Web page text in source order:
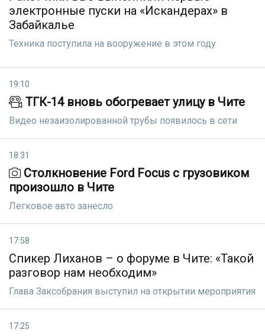
электронные пуски на «Искандерах» в
Забайкалье
Техника поступила на вооружение в этом году
19:10
ТГК-14 вновь обогревает улицу в Чите
Видео незаизолированной трубы появилось в сети
18:31
Столкновение Ford Focus с грузовиком
произошло в Чите
Легковое авто занесло
17:58
Спикер Лиханов – о форуме в Чите: «Такой
разговор нам необходим»
Глава Заксобрания выступил на открытии мероприятия
17:25